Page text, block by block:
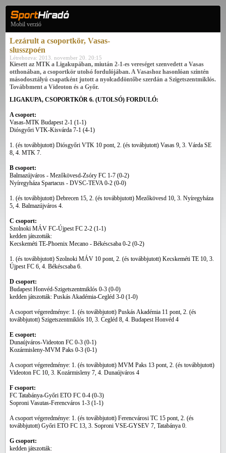
Mobil verzió
Lezárult a csoportkör, Vasas-
slusszpoén
Létrehozva: 2013. november 20. 20:15
Kiesett az MTK a Ligakupában, miután 2-1-es vereséget szenvedett a Vasas
otthonában, a csoportkör utolsó fordulójában. A Vasashoz hasonlóan szintén
másodosztályú csapatként jutott a nyolcaddöntőbe szerdán a Szigetszentmiklós.
Továbbment a Videoton és a Győr.
LIGAKUPA, CSOPORTKÖR 6. (UTOLSÓ) FORDULÓ:
A csoport:
Vasas-MTK Budapest 2-1 (1-1)
Diósgyőri VTK-Kisvárda 7-1 (4-1)
1. (és továbbjutott) Diósgyőri VTK 10 pont, 2. (és továbjutott) Vasas 9, 3. Várda SE
8, 4. MTK 7.
B csoport:
Balmazújváros - Mezőkövesd-Zsóry FC 1-7 (0-2)
Nyíregyháza Spartacus - DVSC-TEVA 0-2 (0-0)
1. (és továbbjutott) Debrecen 15, 2. (és továbbjutott) Mezőkövesd 10, 3. Nyíregyháza
5, 4. Balmazújváros 4.
C csoport:
Szolnoki MÁV FC-Újpest FC 2-2 (1-1)
kedden játszották:
Kecskeméti TE-Phoenix Mecano - Békéscsaba 0-2 (0-2)
1. (és továbbjutott) Szolnoki MÁV 10 pont, 2. (és továbbjutott) Kecskeméti TE 10, 3.
Újpest FC 6, 4. Békéscsaba 6.
D csoport:
Budapest Honvéd-Szigetszentmiklós 0-3 (0-0)
kedden játszották: Puskás Akadémia-Cegléd 3-0 (1-0)
A csoport végeredménye: 1. (és továbbjutott) Puskás Akadémia 11 pont, 2. (és
továbbjutott) Szigetszentmiklós 10, 3. Cegléd 8, 4. Budapest Honvéd 4
E csoport:
Dunaújváros-Videoton FC 0-3 (0-1)
Kozármisleny-MVM Paks 0-3 (0-1)
A csoport végeredménye: 1. (és továbbjutott) MVM Paks 13 pont, 2. (és továbbjutott)
Videoton FC 10, 3. Kozármisleny 7, 4. Dunaújváros 4
F csoport:
FC Tatabánya-Győri ETO FC 0-4 (0-3)
Soproni Vasutas-Ferencváros 1-3 (1-1)
A csoport végeredménye: 1. (és továbbjutott) Ferencvárosi TC 15 pont, 2. (és
továbbjutott) Győri ETO FC 13, 3. Soproni VSE-GYSEV 7, Tatabánya 0.
G csoport:
kedden játszották: